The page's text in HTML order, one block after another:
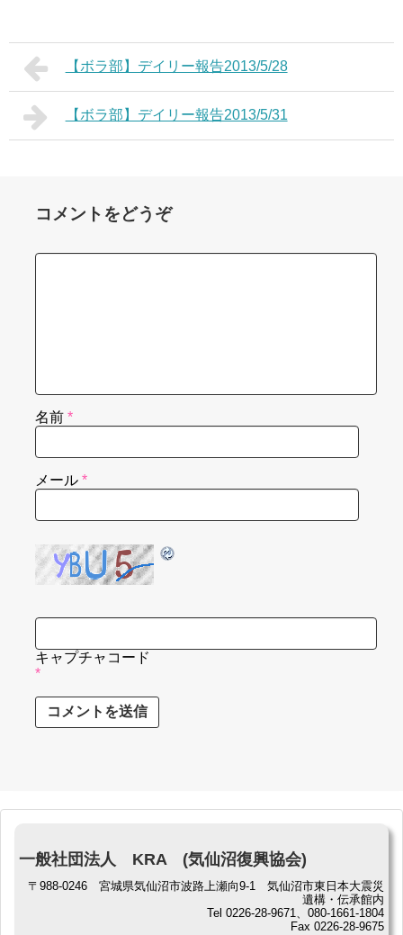
【ボラ部】デイリー報告2013/5/28
【ボラ部】デイリー報告2013/5/31
コメントをどうぞ
名前 *
メール *
キャプチャコード
*
一般社団法人 KRA (気仙沼復興協会)
〒988-0246 宮城県気仙沼市波路上瀬向9-1 気仙沼市東日本大震災
遺構・伝承館内
Tel 0226-28-9671、080-1661-1804
Fax 0226-28-9675